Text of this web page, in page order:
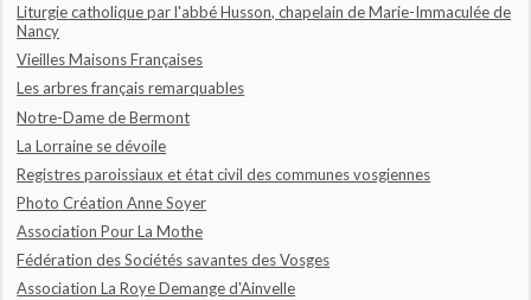
Liturgie catholique par l'abbé Husson, chapelain de Marie-Immaculée de
Nancy
Vieilles Maisons Françaises
Les arbres français remarquables
Notre-Dame de Bermont
La Lorraine se dévoile
Registres paroissiaux et état civil des communes vosgiennes
Photo Création Anne Soyer
Association Pour La Mothe
Fédération des Sociétés savantes des Vosges
Association La Roye Demange d'Ainvelle